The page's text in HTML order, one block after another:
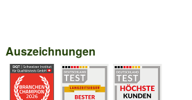
Auszeichnungen